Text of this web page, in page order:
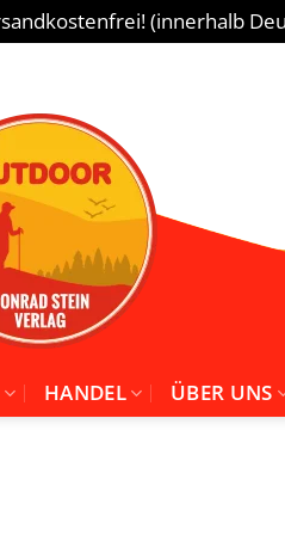
(innerhalb
HANDEL ÜBER UNS